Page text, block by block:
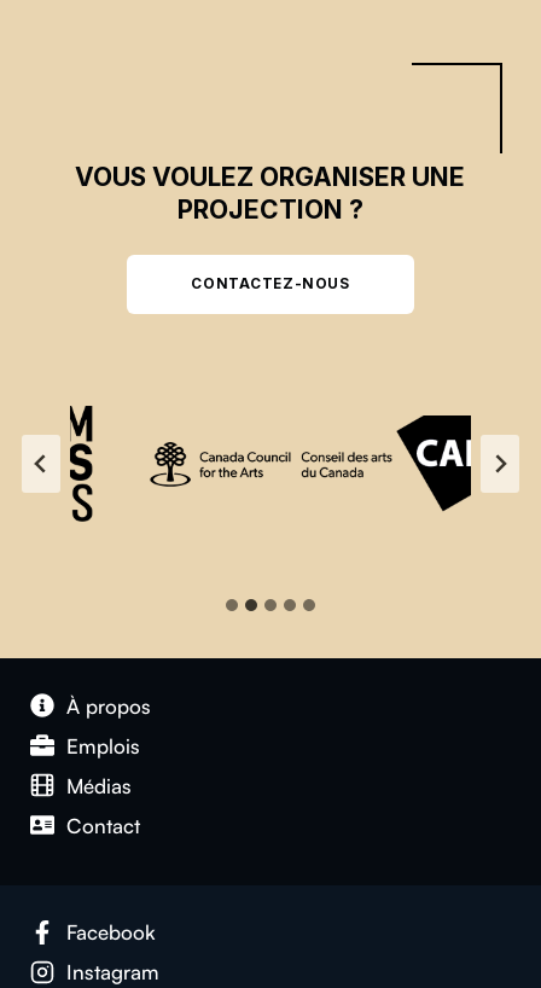
VOUS VOULEZ ORGANISER UNE
PROJECTION ?
CONTACTEZ-NOUS
À propos
Emplois
Médias
Contact
Facebook
Instagram